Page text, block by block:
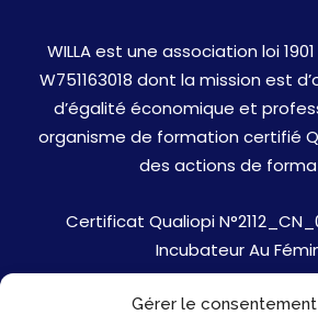
Gérer le
WILLA est une association loi
W751163018 dont la mission est
d’égalité économique et
organisme de formation certifié
des actions de
Certificat Qualiopi
Incubateur Au